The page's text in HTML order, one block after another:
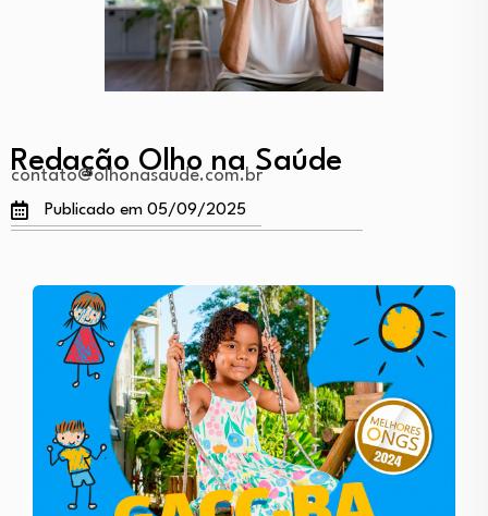
Redação Olho na Saúde
contato@olhonasaude.com.br
Publicado em 05/09/2025